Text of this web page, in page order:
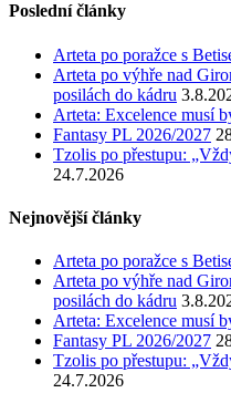
Poslední články
Arteta po poražce s
Arteta po výhře nad
posilách do kádru
Arteta: Excelence musí
Fantasy PL 2026/2027
Tzolis po přestupu:
24.7.2026
Nejnovější články
Arteta po poražce s
Arteta po výhře nad
posilách do kádru
Arteta: Excelence musí
Fantasy PL 2026/2027
Tzolis po přestupu:
24.7.2026